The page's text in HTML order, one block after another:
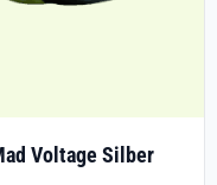
Voltage Silber